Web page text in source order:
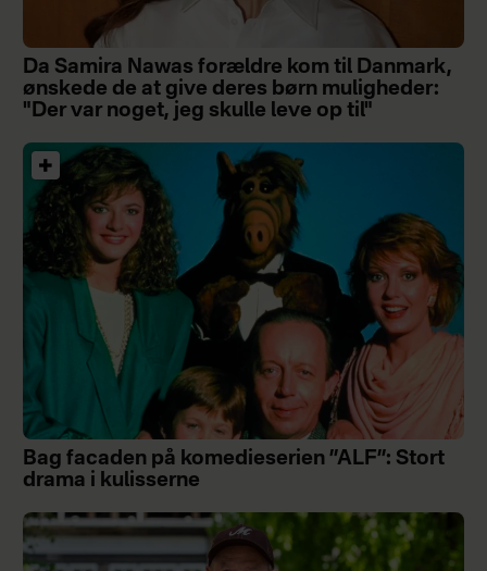
Da Samira Nawas forældre kom til Danmark,
ønskede de at give deres børn muligheder:
"Der var noget, jeg skulle leve op til"
Bag facaden på komedieserien ”ALF”: Stort
drama i kulisserne